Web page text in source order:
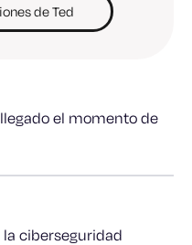
de Ted
el momento de
ciberseguridad